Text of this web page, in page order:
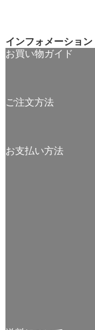
インフォメーション
お買い物ガイド
ご注文方法
お支払い方法